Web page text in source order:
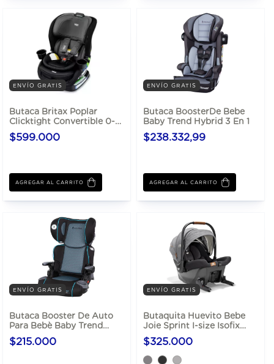
ENVÍO GRATIS
Butaca Britax Poplar
Clicktight Convertible 0-
30kg
$599.000
AGREGAR AL CARRITO
ENVÍO GRATIS
Butaca BoosterDe Bebe
Baby Trend Hybrid 3 En 1
$238.332,99
AGREGAR AL CARRITO
ENVÍO GRATIS
Butaca Booster De Auto
Para Bebè Baby Trend
Protect 2 En 1 Hasta 54 Kg
$215.000
ENVÍO GRATIS
Butaquita Huevito Bebe
Joie Sprint I-size Isofix
Integrado
$325.000